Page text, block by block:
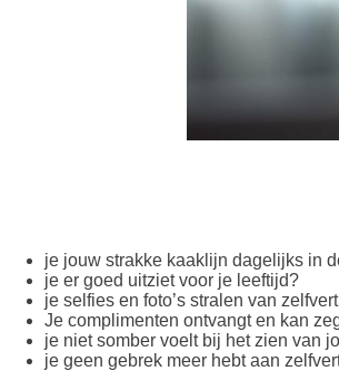
je jouw strakke kaaklijn dagelijks in
je er goed uitziet voor je leeftijd?
je selfies en foto’s stralen van
Je complimenten ontvangt en kan
je niet somber voelt bij het zien van
je geen gebrek meer hebt aan